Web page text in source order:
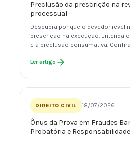
Preclusão da prescrição na
processual
Descubra por que o devedor revel
prescrição na execução. Entenda
e a preclusão consumativa.
Ler artigo
DIREITO CIVIL 18/07/2026
Ônus da Prova em Fraudes
Probatória e